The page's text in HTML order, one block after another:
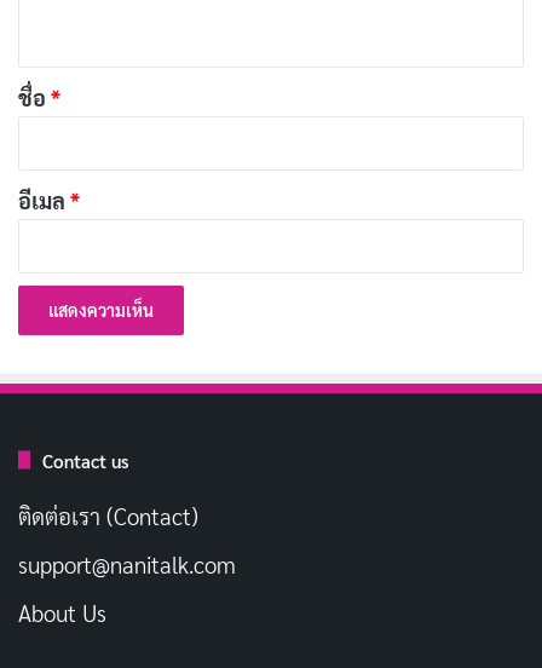
IMAX ใช้หน้าจอขนาดใหญ่กว่าโรงภาพยนตร์ทั่วไปหลาย
เต็มตาและสมจริงกว่ามาก
ระบบเสียง IMAX ที่ทรงพลัง
IMAX ใช้ระบบเสียงที่ออกแบบมาเป็นพิเศษ เพื่อให้เสียงคม
เสียงเหมือนกัน
*
ชื่อ *
อีเมล *
Contact us
ติดต่อเรา (Contact)
support@nanitalk.com
About Us